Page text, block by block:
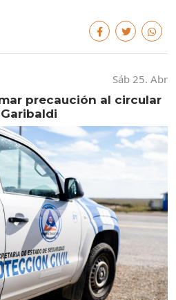
Sáb 25. Abr
precaución al circular